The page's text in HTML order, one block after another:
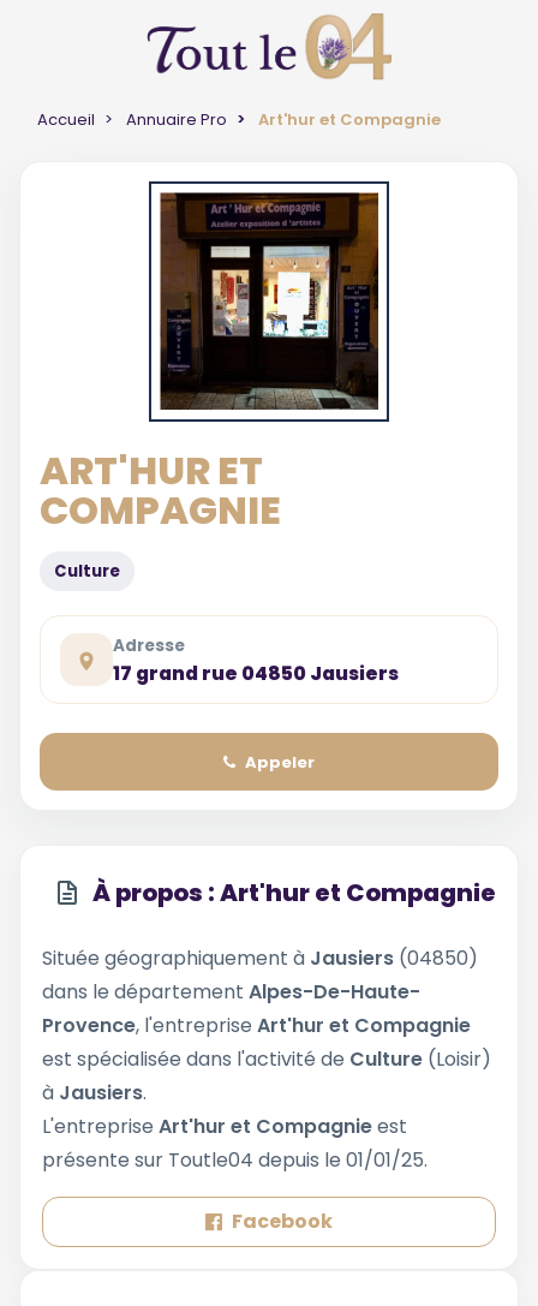
Accueil Annuaire Pro Art'hur et Compagnie
ART'HUR ET
COMPAGNIE
Culture
Adresse
17 grand rue 04850 Jausiers
Appeler
À propos : Art'hur et Compagnie
Située géographiquement à Jausiers (04850)
dans le département Alpes-De-Haute-
Provence, l'entreprise Art'hur et Compagnie
est spécialisée dans l'activité de Culture (Loisir)
à Jausiers.
L'entreprise Art'hur et Compagnieest
présente sur Toutle04 depuis le 01/01/25.
Facebook